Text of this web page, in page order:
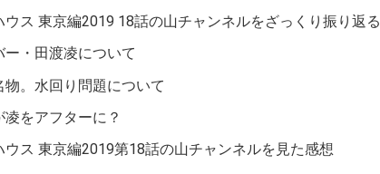
ウス 東京編2019 18話の山チャンネルをざっくり振り返る
ー・田渡凌について
物。水回り問題について
凌をアフターに？
ウス 東京編2019第18話の山チャンネルを見た感想